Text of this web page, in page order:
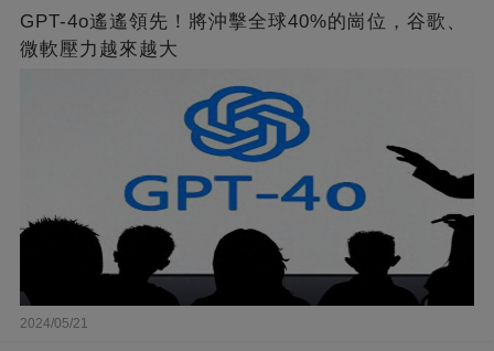
GPT-4o遙遙領先！將沖擊全球40%的崗位，谷歌、
微軟壓力越來越大
2024/05/21